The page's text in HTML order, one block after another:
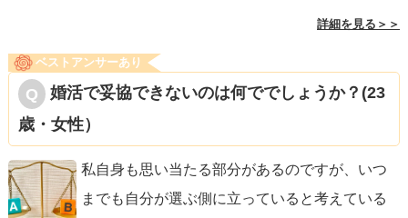
詳細を見る＞＞
ベストアンサーあり
婚活で妥協できないのは何ででしょうか？(23
歳・女性）
私自身も思い当たる部分があるのですが、いつ
までも自分が選ぶ側に立っていると考えている